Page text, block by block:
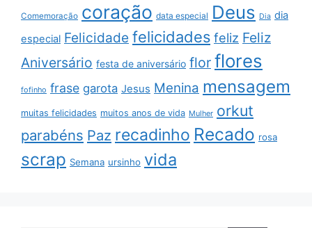
Comemoração coração data especial Deus Dia dia
especial Felicidade felicidades feliz Feliz
Aniversário festa de aniversário flor flores
fofinho frase garota Jesus Menina mensagem
muitas felicidades muitos anos de vida Mulher orkut
parabéns Paz recadinho Recado rosa
scrap Semana ursinho vida